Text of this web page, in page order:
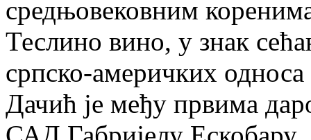
средњовековним
Теслино вино, у знак
српско-америчких
Дачић је међу првима